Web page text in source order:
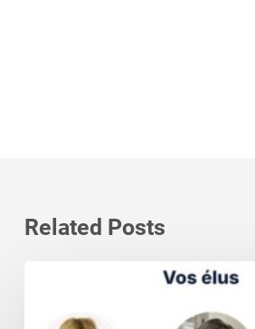
Related Posts
grand